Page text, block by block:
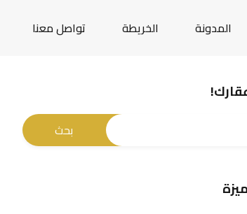
المدونة الخريطة تواصل معنا